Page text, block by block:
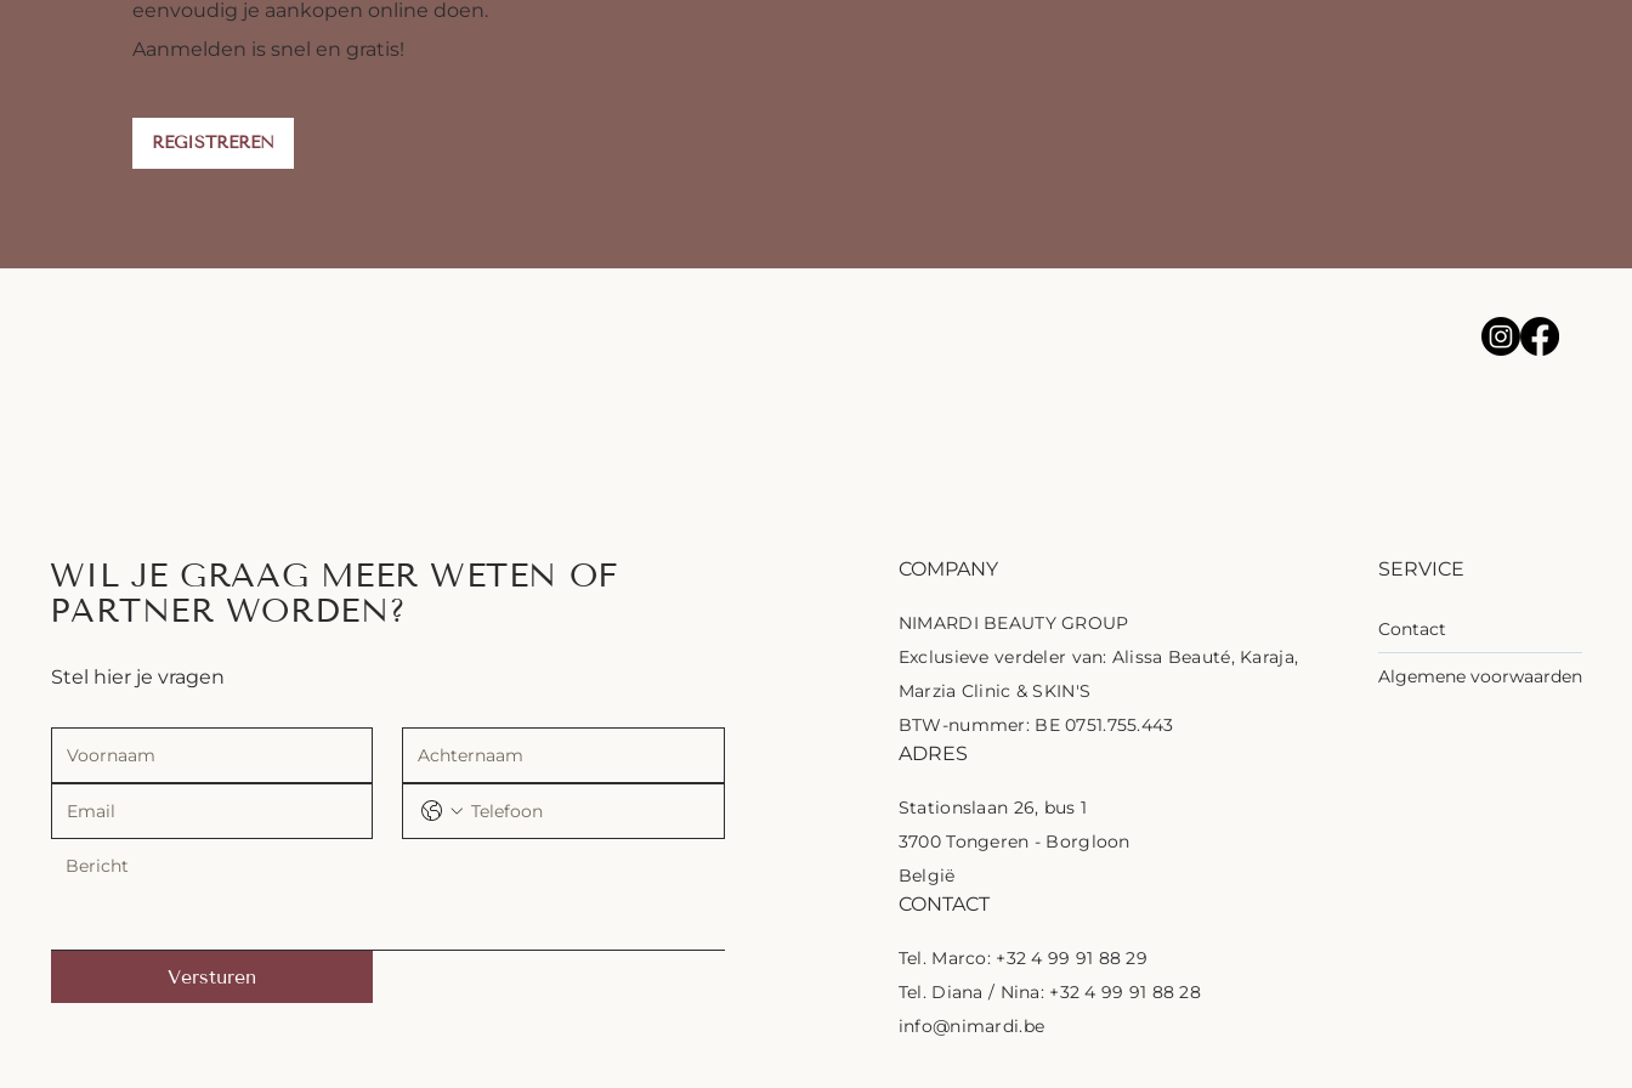
eenvoudig je aankopen online doen.
Aanmelden is snel en gratis!
REGISTREREN
WIL JE GRAAG MEER WETEN OF
PARTNER WORDEN?
Stel hier je vragen
Versturen
SERVICE
Contact
Algemene voorwaarden
COMPANY
NIMARDI BEAUTY GROUP
Exclusieve verdeler van: Alissa Beauté, Karaja,
Marzia Clinic & SKIN'S
BTW-nummer: BE 0751.755.443
ADRES
Stationslaan 26, bus 1
3700 Tongeren - Borgloon
België
CONTACT
Tel. Marco: +32 4 99 91 88 29
Tel. Diana / Nina: +32 4 99 91 88 28
info@nimardi.be